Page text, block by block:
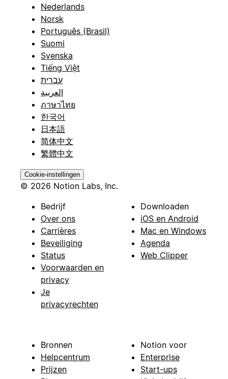
Nederlands
Norsk
Português (Brasil)
Suomi
Svenska
Tiếng Việt
עברית
العربية
ภาษาไทย
한국어
日本語
简体中文
繁體中文
Cookie-instellingen
© 2026 Notion Labs, Inc.
Bedrijf
Over ons
Carrières
Beveiliging
Status
Voorwaarden en
privacy
Je
privacyrechten
Downloaden
iOS en Android
Mac en Windows
Agenda
Web Clipper
Bronnen
Helpcentrum
Prijzen
Notion voor
Enterprise
Start-ups